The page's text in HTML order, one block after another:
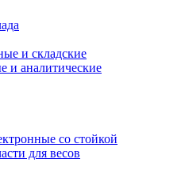
и складские
и аналитические
со стойкой
для весов